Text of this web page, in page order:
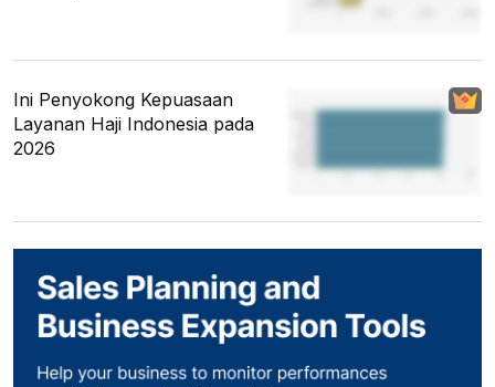
Ini Penyokong Kepuasaan
Layanan Haji Indonesia pada
2026